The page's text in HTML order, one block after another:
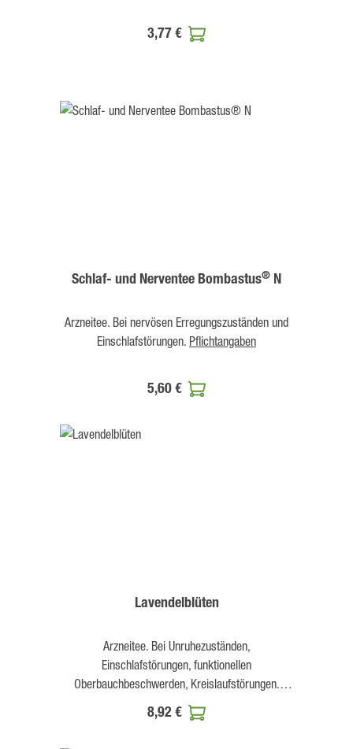
3,77 €
Schlaf- und Nerventee Bombastus® N
Arzneitee. Bei nervösen Erregungszuständen und
Einschlafstörungen. Pflichtangaben
5,60 €
Lavendelblüten
Arzneitee. Bei Unruhezuständen,
Einschlafstörungen, funktionellen
Oberbauchbeschwerden, Kreislaufstörungen.
Pflichtangaben
8,92 €